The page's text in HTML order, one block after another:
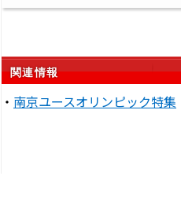
関連情報
・ 南京ユースオリンピック特集